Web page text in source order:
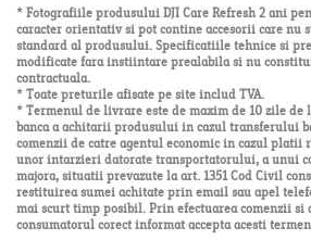
* Fotografiile produsului DJI Care Refresh 2 ani
caracter orientativ si pot contine accesorii care nu
standard al produsului. Specificatiile tehnice si
modificate fara instiintare prealabila si nu
contractuala.
* Toate preturile afisate pe site includ TVA.
* Termenul de livrare este de maxim de 10 zile
banca a achitarii produsului in cazul transferului
comenzii de catre agentul economic in cazul
unor intarzieri datorate transportatorului, a unui
majora, situatii prevazute la art. 1351 Cod Civil
restituirea sumei achitate prin email sau apel
mai scurt timp posibil. Prin efectuarea comenzii si
consumatorul corect informat accepta acesti